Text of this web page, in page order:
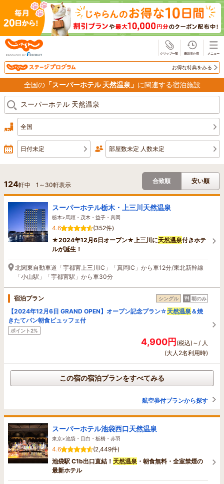
お得な特典をみる
全国の「スーパーホテル 天然温泉」 に関連する宿泊施設
全国
日付未定 部屋数未定 人数未定
124軒中 1 ～ 30軒表示
合致順 安い順
スーパーホテル栃木・上三川天然温泉
栃木>馬頭・茂木・益子・真岡
4.6
(352件)
★2024年12月6日オープン★上三川に天然温泉付きホテ
ルが誕生！
北関東自動車道「宇都宮上三川IC」「真岡IC」から車12分/東北新幹線
「小山駅」「宇都宮駅」から車30分
宿泊プラン シングル 朝のみ
【2024年12月6日 GRAND OPEN】オープン記念プラン☆ 天然温泉 ＆焼
きたてパン朝食ビュッフェ付
ポイント2%
4,900円(税込)～/ 人
(大人2名利用時)
この宿の宿泊プランをすべてみる
航空券付プランから探す
スーパーホテル池袋西口天然温泉
東京>池袋・目白・板橋・赤羽
4.6
(2,449件)
池袋駅 C1b出口直結！ 天然温泉 ・朝食無料・全室禁煙の
最新ホテル